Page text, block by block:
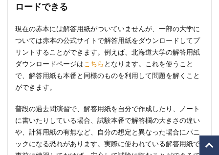
ロードできる
現在の赤本には解答用紙がついていませんが、一部の大学に
ついては赤本の公式サイトで解答用紙をダウンロードしてプ
リントすることができます。例えば、北海道大学の解答用紙
ダウンロードページはこちら となります。これを使うこと
で、解答用紙も本番と同様のものを利用して問題を解くこと
ができます。
普段の過去問演習で、解答用紙を自分で作成したり、ノート
に書いたりしている場合、試験本番で解答欄の大きさの違い
や、計算用紙の有無など、自分の想定と異なった場合にパニ
ックになる恐れがあります。実際に使われている解答用紙で